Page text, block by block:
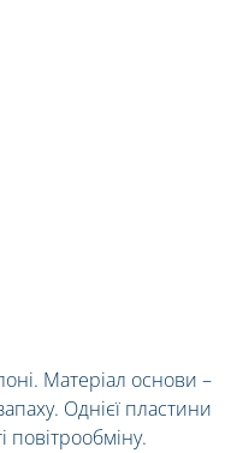
Матеріал основи –
Однієї пластини
повітрообміну.